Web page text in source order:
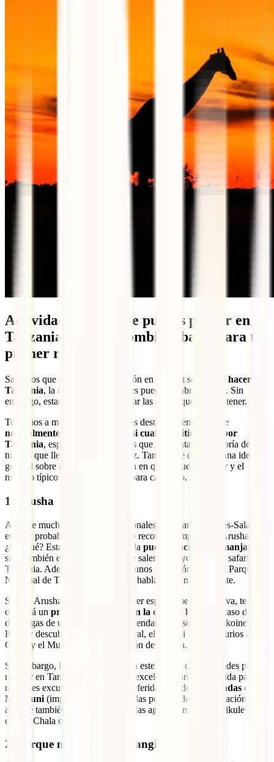
Actividades que no te puedes perder en
Tanzania desde Colombia – bases para tu
primer recorrido
Sabemos que al buscar información en internet sobre
qué hacer en
Tanzania, la cantidad de opciones puede ser abrumadora. Sin
embargo, estamos aquí para aclarar las dudas que puedas tener.
Te vamos a mostrar algunos de los destinos esenciales que
normalmente se incluyen en casi cualquier itinerario por
Tanzania, especialmente aquellos que frecuentan la mayoría de
turistas que llegan por primera vez. También te daremos una idea
general sobre ellos, como el orden en que se suelen visitar y el
número típico de días dedicados para cada uno.
1. Arusha
Aunque muchos vuelos internacionales aterrizan en Dar es-Salaam,
es muy probable que tu verdadero recorrido empiece en Arusha.
¿Por qué? Esta ciudad no solo es la puerta hacia el Kilimanjaro
sino también el lugar desde donde salen la mayoría de los safaris en
Tanzania. Además, está situada a unos 100 kilómetros del Parque
Nacional de Tarangire, del cual te hablaremos más adelante.
Si bien Arusha no se destaca por ser especialmente atractiva, te
ofrecerá un primer encuentro con la cultura local
. En caso de que
dispongas de unas horas, te recomendamos pasear por Sokoine
Road y descubrir el mercado central, el Maasai Market Curios and
Crafts y el Museo de la Declaración de Arusha.
Sin embargo, la hemos agregado a este listado de actividades para
realizar en Tanzania ya que es un excelente punto de partida para
múltiples excursiones. Nuestra preferida es la de las
cascadas de
Materuni (impresionantes, rodeadas por una densa vegetación),
aunque también se pueden visitar las aguas termales de Kikuletwa,
el lago Chala o el lago Duluti.
2. Parque nacional de Tarangire